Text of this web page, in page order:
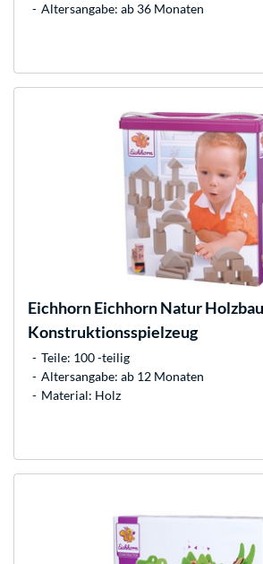
Altersangabe: ab 36 Monaten
EichhornEichhorn Natur
Konstruktionsspielzeug
Teile: 100 -teilig
Altersangabe: ab 12 Monaten
Material: Holz